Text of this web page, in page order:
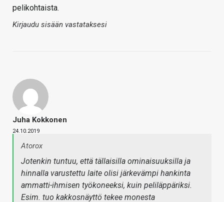
pelikohtaista.
Kirjaudu sisään vastataksesi
Juha Kokkonen
24.10.2019
Atorox
Jotenkin tuntuu, että tällaisilla ominaisuuksilla ja
hinnalla varustettu laite olisi järkevämpi hankinta
ammatti-ihmisen työkoneeksi, kuin peliläppäriksi.
Esim. tuo kakkosnäyttö tekee monesta